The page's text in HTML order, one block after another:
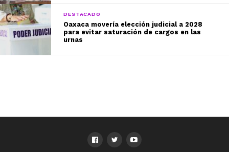
DESTACADO
Oaxaca movería elección judicial a 2028
para evitar saturación de cargos en las
urnas